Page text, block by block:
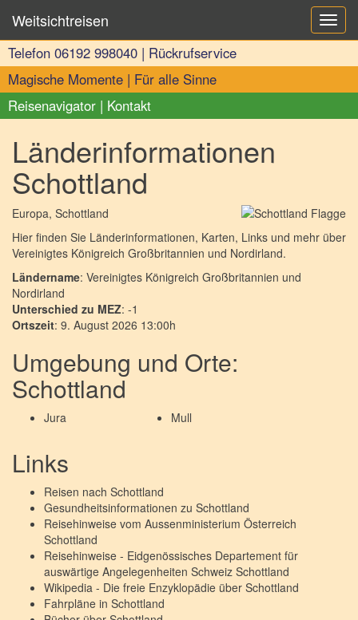
Telefon 06192 998040 | Rückrufservice
Magische Momente | Für alle Sinne
Reisenavigator | Kontakt
Länderinformationen
Schottland
Europa, Schottland
Hier finden Sie Länderinformationen, Karten, Links und mehr über
Vereinigtes Königreich Großbritannien und Nordirland.
Ländername: Vereinigtes Königreich Großbritannien und
Nordirland
Unterschied zu MEZ: -1
Ortszeit: 9. August 2026 13:00h
Umgebung und Orte:
Schottland
Jura Mull
Links
Reisen nach Schottland
Gesundheitsinformationen zu Schottland
Reisehinweise vom Aussenministerium Österreich
Schottland
Reisehinweise - Eidgenössisches Departement für
auswärtige Angelegenheiten Schweiz Schottland
Wikipedia - Die freie Enzyklopädie über Schottland
Fahrpläne in Schottland
Weitsichtreisen